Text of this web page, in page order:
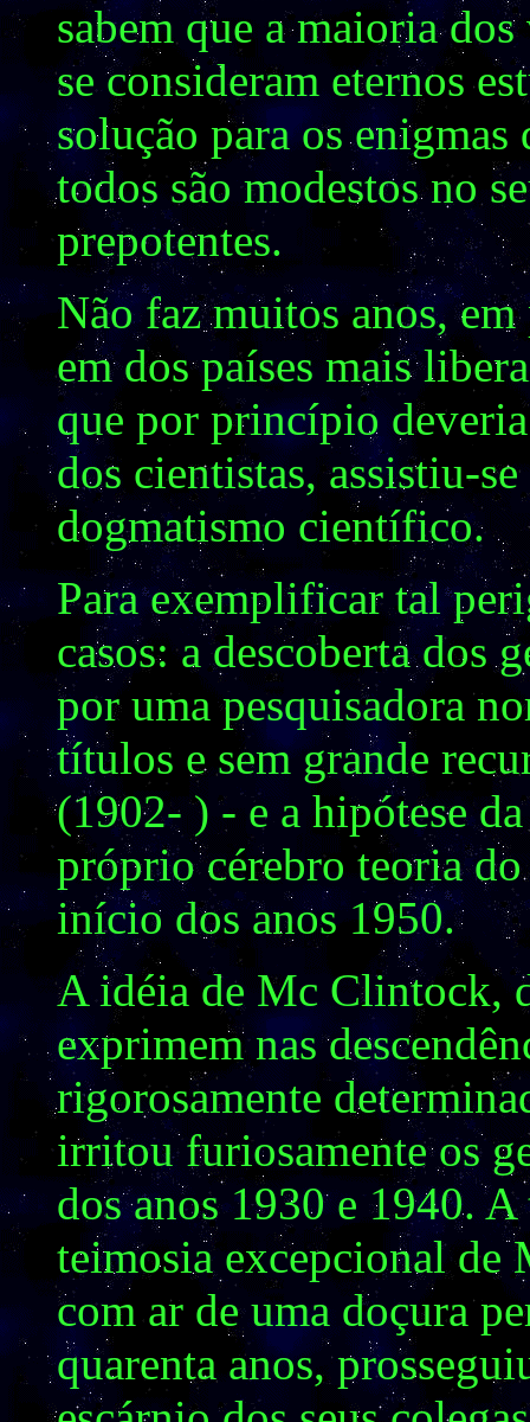
sabem que a maioria
se consideram eternos
solução para os
todos são modestos no
prepotentes.
Não faz muitos anos,
em dos países mais
que por princípio
dos cientistas, assistiu-
dogmatismo científico.
Para exemplificar tal
casos: a descoberta dos
por uma pesquisadora
títulos e sem grande
(1902- ) - e a hipótese
próprio cérebro teoria
início dos anos 1950.
A idéia de Mc Clintock,
exprimem nas
rigorosamente
irritou furiosamente os
dos anos 1930 e 1940.
teimosia excepcional de
com ar de uma doçura
quarenta anos,